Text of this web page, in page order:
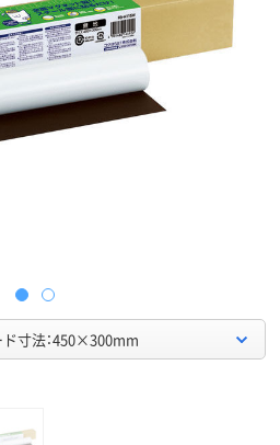
寸法：450×300mm